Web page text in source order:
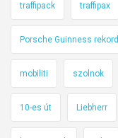
traffipack traffipax
Porsche Guinness rekord
mobiliti szolnok
10-es út Liebherr